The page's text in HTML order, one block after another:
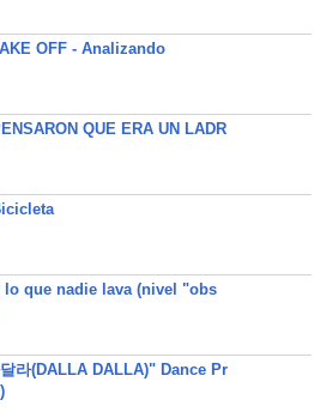
OFF - Analizando
QUE ERA UN LADR
lo que nadie lava (nivel "obs
라(DALLA DALLA)" Dance Pr